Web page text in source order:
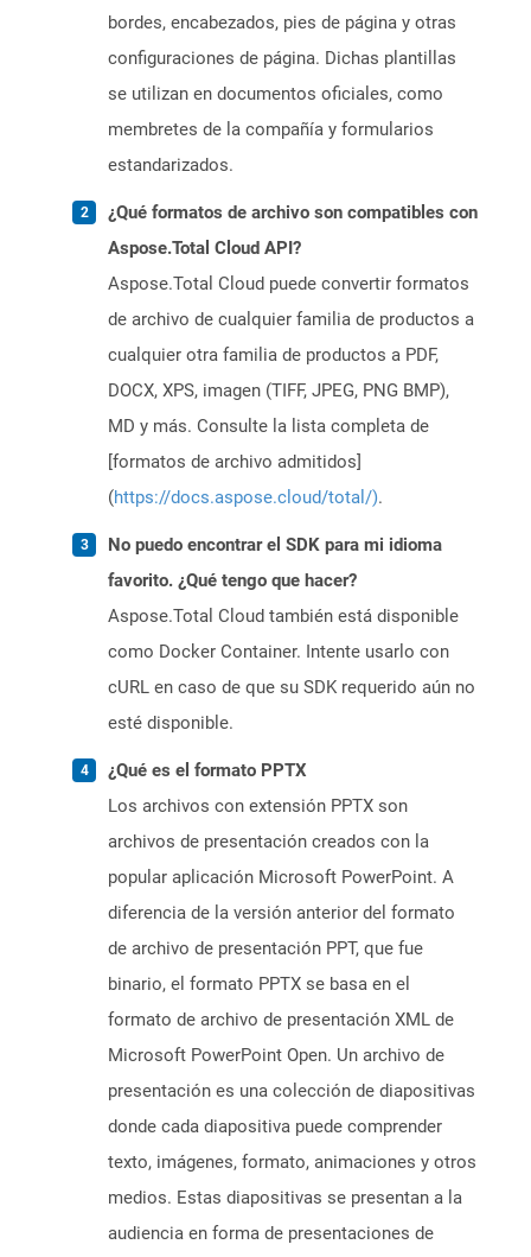
bordes, encabezados, pies de página y otras
configuraciones de página. Dichas plantillas
se utilizan en documentos oficiales, como
membretes de la compañía y formularios
estandarizados.
¿Qué formatos de archivo son compatibles con
Aspose.Total Cloud API?
Aspose.Total Cloud puede convertir formatos
de archivo de cualquier familia de productos a
cualquier otra familia de productos a PDF,
DOCX, XPS, imagen (TIFF, JPEG, PNG BMP),
MD y más. Consulte la lista completa de
[formatos de archivo admitidos]
(https://docs.aspose.cloud/total/).
No puedo encontrar el SDK para mi idioma
favorito. ¿Qué tengo que hacer?
Aspose.Total Cloud también está disponible
como Docker Container. Intente usarlo con
cURL en caso de que su SDK requerido aún no
esté disponible.
¿Qué es el formato PPTX
Los archivos con extensión PPTX son
archivos de presentación creados con la
popular aplicación Microsoft PowerPoint. A
diferencia de la versión anterior del formato
de archivo de presentación PPT, que fue
binario, el formato PPTX se basa en el
formato de archivo de presentación XML de
Microsoft PowerPoint Open. Un archivo de
presentación es una colección de diapositivas
donde cada diapositiva puede comprender
texto, imágenes, formato, animaciones y otros
medios. Estas diapositivas se presentan a la
audiencia en forma de presentaciones de